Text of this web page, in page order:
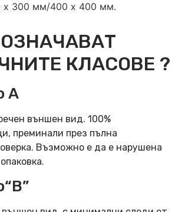
300 мм/400 х 400 мм.
КЛАСОВЕ ?
А
външен вид. 100%
преминали през пълна
Възможно е да е нарушена